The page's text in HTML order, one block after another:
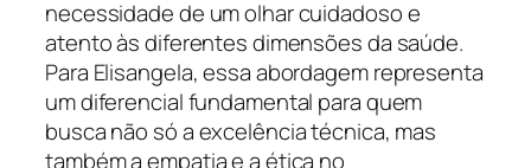
necessidade de um olhar cuidadoso e
atento às diferentes dimensões da saúde.
Para Elisangela, essa abordagem representa
um diferencial fundamental para quem
busca não só a excelência técnica, mas
também a empatia e a ética no